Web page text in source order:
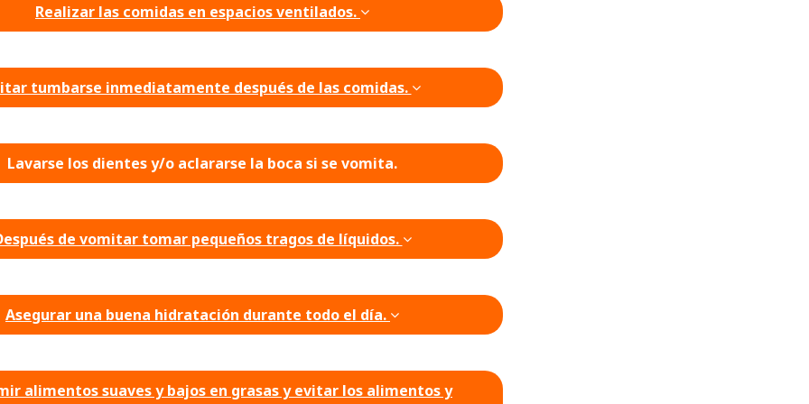
Realizar las comidas en espacios ventilados.
tumbarse inmediatamente después de las comidas.
Lavarse los dientes y/o aclararse la boca si se vomita.
de vomitar tomar pequeños tragos de líquidos.
Asegurar una buena hidratación durante todo el día.
alimentos suaves y bajos en grasas y evitar los alimentos y